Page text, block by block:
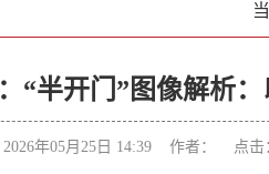
“半开门”图像解析
2026年05月25日 14:39 作者： 点击